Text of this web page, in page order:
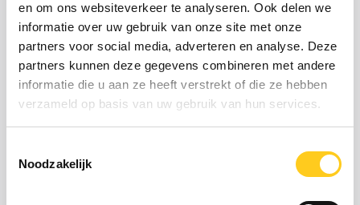
en om ons websiteverkeer te analyseren. Ook delen we
informatie over uw gebruik van onze site met onze
partners voor social media, adverteren en analyse. Deze
partners kunnen deze gegevens combineren met andere
informatie die u aan ze heeft verstrekt of die ze hebben
verzameld op basis van uw gebruik van hun services.
Noodzakelijk
Our CHO ensures a better
atmosphere in the workplace.
Everyone spontaneously becomes
happy with his presence. On a
difficult day you can always go to
him for a pick-me-up and he
knows without a doubt how to put
that smile back on your face.